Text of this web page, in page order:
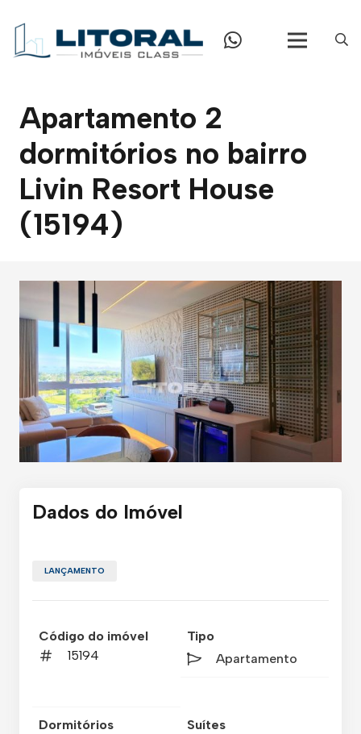
Apartamento 2
dormitórios no bairro
Livin Resort House
(15194)
Dados do Imóvel
LANÇAMENTO
Código do imóvel
15194
Tipo
Apartamento
Dormitórios
Suítes